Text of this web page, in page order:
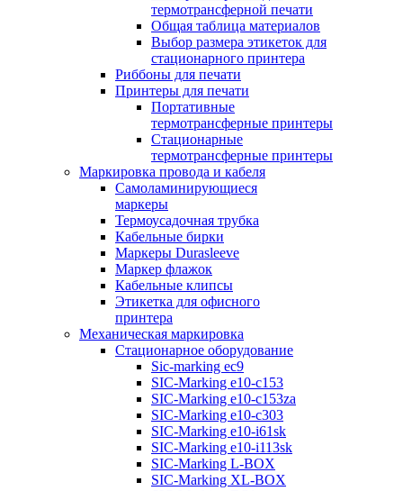
термотрансферной печати
Общая таблица материалов
Выбор размера этикеток для
стационарного принтера
Риббоны для печати
Принтеры для печати
Портативные
термотрансферные принтеры
Стационарные
термотрансферные принтеры
Маркировка провода и кабеля
Самоламинирующиеся
маркеры
Термоусадочная трубка
Кабельные бирки
Маркеры Durasleeve
Маркер флажок
Кабельные клипсы
Этикетка для офисного
принтера
Механическая маркировка
Стационарное оборудование
Sic-marking ec9
SIC-Marking e10-c153
SIC-Marking e10-c153za
SIC-Marking e10-c303
SIC-Marking e10-i61sk
SIC-Marking e10-i113sk
SIC-Marking L-BOX
SIC-Marking XL-BOX